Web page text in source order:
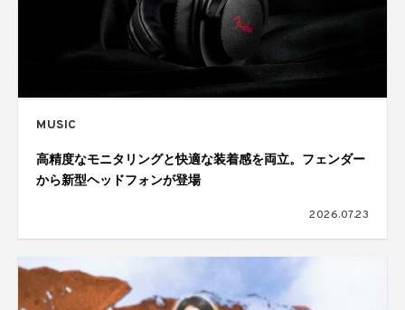
MUSIC
高精度なモニタリングと快適な装着感を両立。フェンダー
から新型ヘッドフォンが登場
2026.07.23